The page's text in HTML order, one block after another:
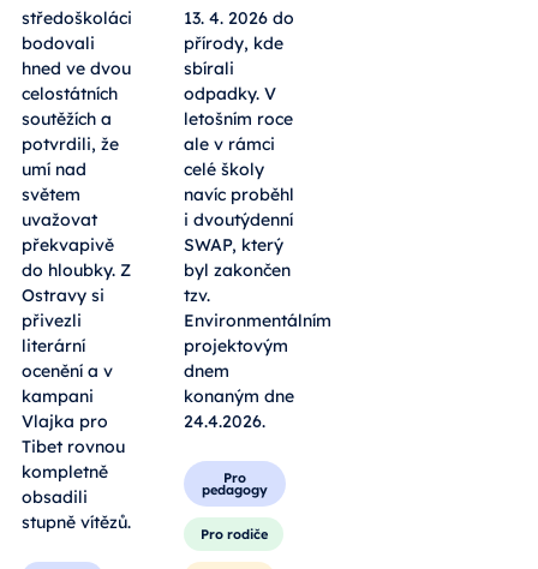
středoškoláci
bodovali
hned ve dvou
celostátních
soutěžích a
potvrdili, že
umí nad
světem
uvažovat
překvapivě
do hloubky. Z
Ostravy si
přivezli
literární
ocenění a v
kampani
Vlajka pro
Tibet rovnou
kompletně
obsadili
stupně vítězů.
13. 4. 2026 do
přírody, kde
sbírali
odpadky. V
letošním roce
ale v rámci
celé školy
navíc proběhl
i dvoutýdenní
SWAP, který
byl zakončen
tzv.
Environmentálním
projektovým
dnem
konaným dne
24.4.2026.
Pro
pedagogy
Pro rodiče